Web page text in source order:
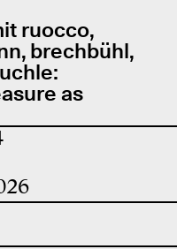
ruocco,
brechbühl,
as